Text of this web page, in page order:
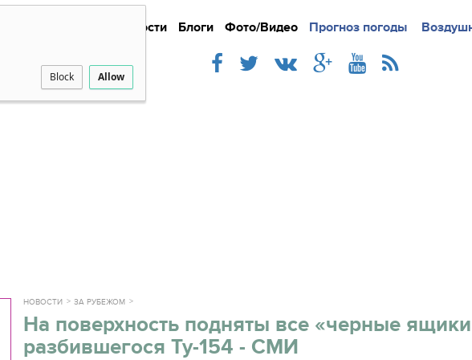
Block Allow
Новости Блоги Фото/Видео Прогноз погоды
Подробно Новости
НОВОСТИ ЗА РУБЕЖОМ
На поверхность подняты все «черные
разбившегося Ту-154 - СМИ